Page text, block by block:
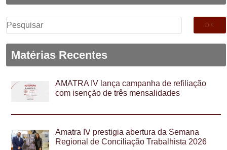
Pesquisar
por:
Matérias Recentes
AMATRA IV lança campanha de refiliação
com isenção de três mensalidades
Amatra IV prestigia abertura da Semana
Regional de Conciliação Trabalhista 2026